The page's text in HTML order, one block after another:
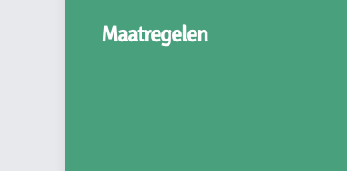
Maatregelen